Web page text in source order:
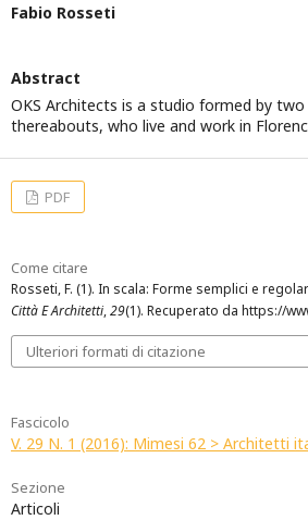
Fabio Rosseti
Abstract
OKS Architects is a studio formed by
thereabouts, who live and work in
PDF
Come citare
Rosseti, F. (1). In scala: Forme semplici e
Città E Architetti,29(1). Recuperato da https://
Ulteriori formati di citazione
Fascicolo
V. 29 N. 1 (2016): Mimesi 62 > Architetti
Sezione
Articoli